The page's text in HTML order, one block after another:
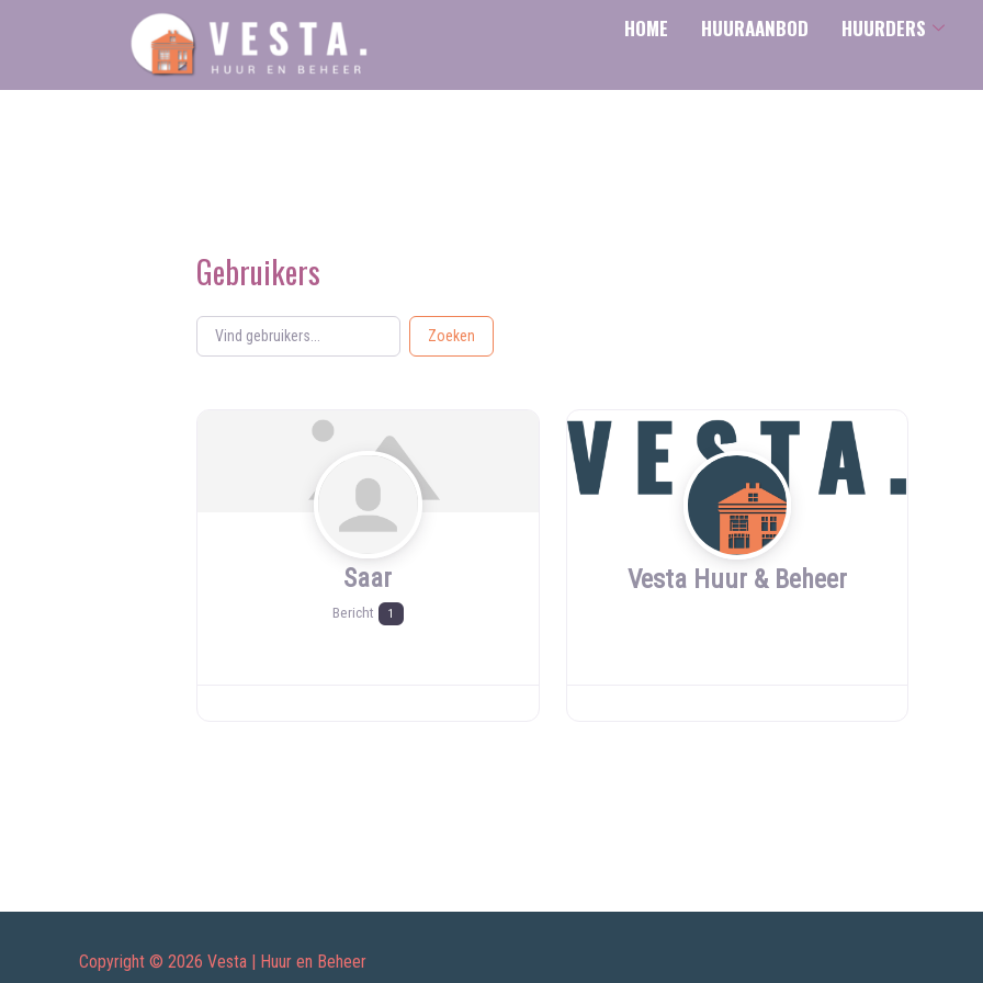
inhoud
HOME HUURAANBOD HUURDERS
Gebruikers
Vind gebruikers...
Vind gebruikers... Zoeken
Saar
Bericht 1
Vesta Huur & Beheer
Copyright © 2026 Vesta | Huur en Beheer